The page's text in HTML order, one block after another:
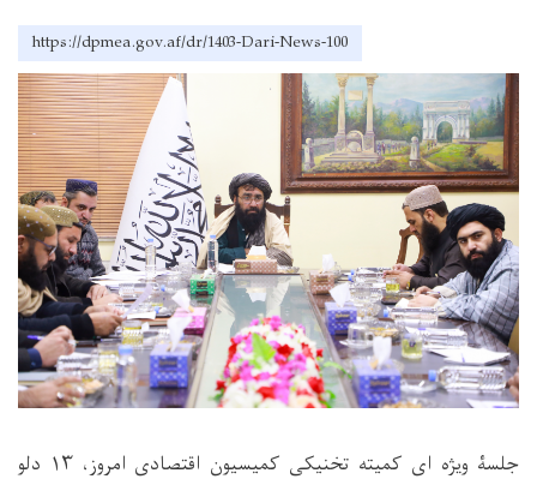
https://dpmea.gov.af/dr/1403-Dari-News-100
جلسۀ ویژه ای کمیته تخنیکی کمیسیون اقتصادی امروز، ۱۳ دلو